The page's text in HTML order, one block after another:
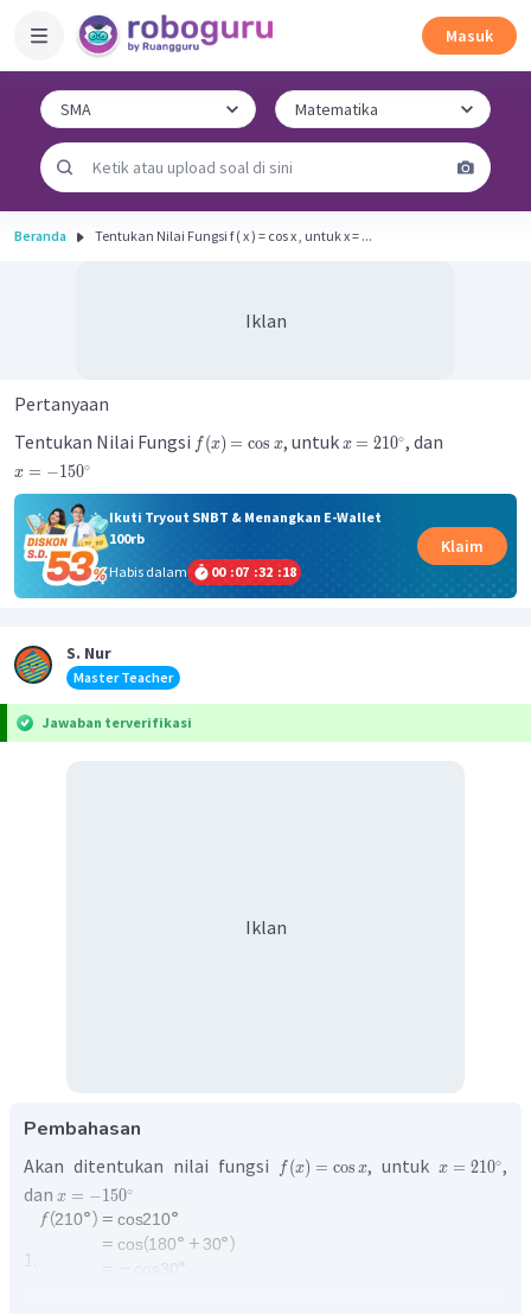
Masuk
Beranda Tentukan Nilai Fungsi f ( x ) = cos x , untuk x = ...
Iklan
Pertanyaan
Tentukan Nilai Fungsi f (x) = cos x, untuk x = 210∘, dan
x = −150∘
Ikuti Tryout SNBT & Menangkan E-Wallet
100rb
Habis dalam
00 :07 :32 :18
Klaim
S. Nur
Master Teacher
Jawaban terverifikasi
Iklan
Pembahasan
Akan ditentukan nilai fungsi f (x) = cos x, untukx = 210∘,
dan x = −150∘
1.